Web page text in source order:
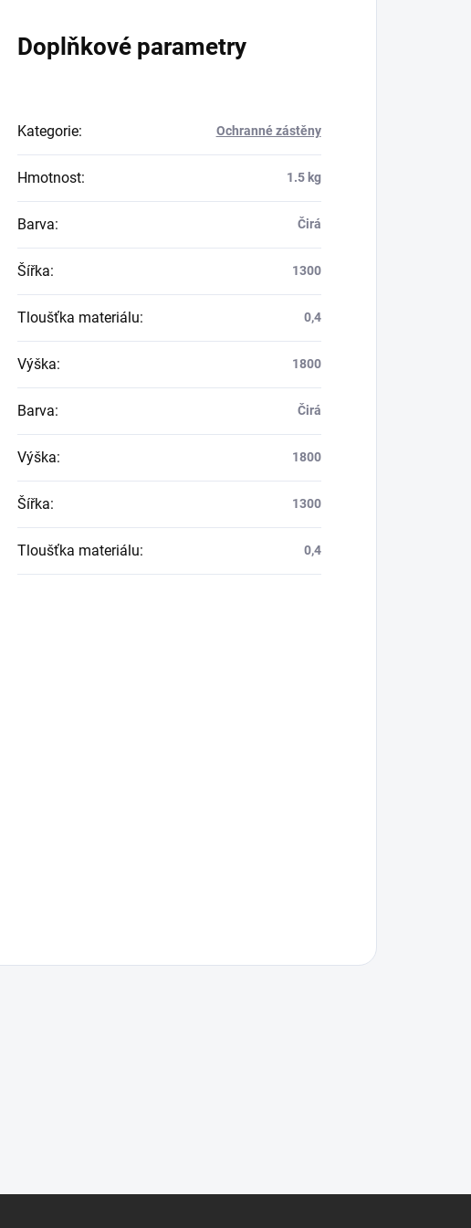
Doplňkové parametry
Kategorie: Ochranné zástěny
Hmotnost: 1.5 kg
Barva: Čirá
Šířka: 1300
Tloušťka materiálu: 0,4
Výška: 1800
Barva: Čirá
Výška: 1800
Šířka: 1300
Tloušťka materiálu: 0,4